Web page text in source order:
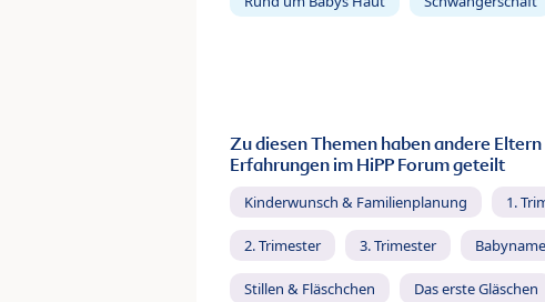
Zu diesen Themen haben andere Eltern
Erfahrungen im HiPP Forum geteilt
Kinderwunsch & Familienplanung 1.
2. Trimester 3. Trimester
Stillen & Fläschchen Das erste Gläschen